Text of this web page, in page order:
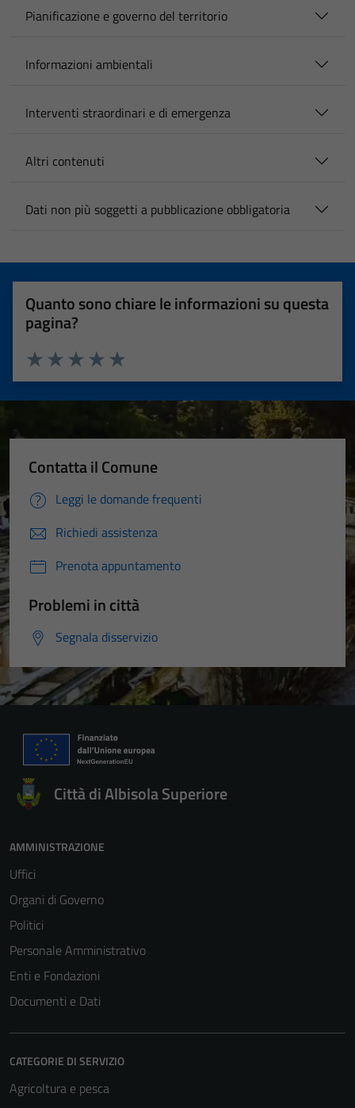
Pianificazione e governo del territorio
Informazioni ambientali
Interventi straordinari e di emergenza
Altri contenuti
Dati non più soggetti a pubblicazione obbligatoria
Quanto sono chiare le informazioni su questa
pagina?
Valuta 5 stelle su 5
Valuta 4 stelle su 5
Valuta 3 stelle su 5
Valuta 2 stelle su 5
Valuta 1 stelle su 5
Contatta il Comune
Leggi le domande frequenti
Richiedi assistenza
Prenota appuntamento
Problemi in città
Segnala disservizio
Città di Albisola Superiore
AMMINISTRAZIONE
Uffici
Organi di Governo
Politici
Personale Amministrativo
Enti e Fondazioni
Documenti e Dati
CATEGORIE DI SERVIZIO
Agricoltura e pesca